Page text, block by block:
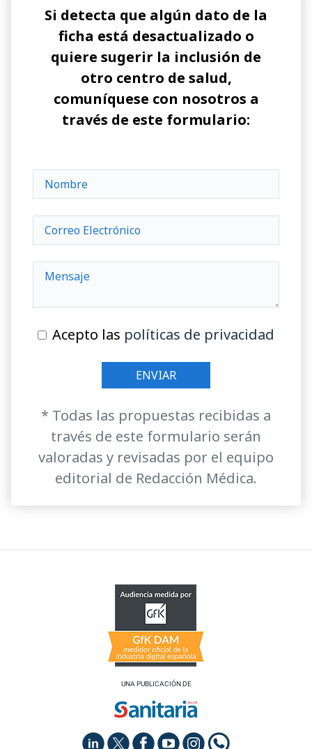
Si detecta que algún dato de la
ficha está desactualizado o
quiere sugerir la inclusión de
otro centro de salud,
comuníquese con nosotros a
través de este formulario:
Acepto las políticas de privacidad
* Todas las propuestas recibidas a
través de este formulario serán
valoradas y revisadas por el equipo
editorial de Redacción Médica.
UNA PUBLICACIÓN DE